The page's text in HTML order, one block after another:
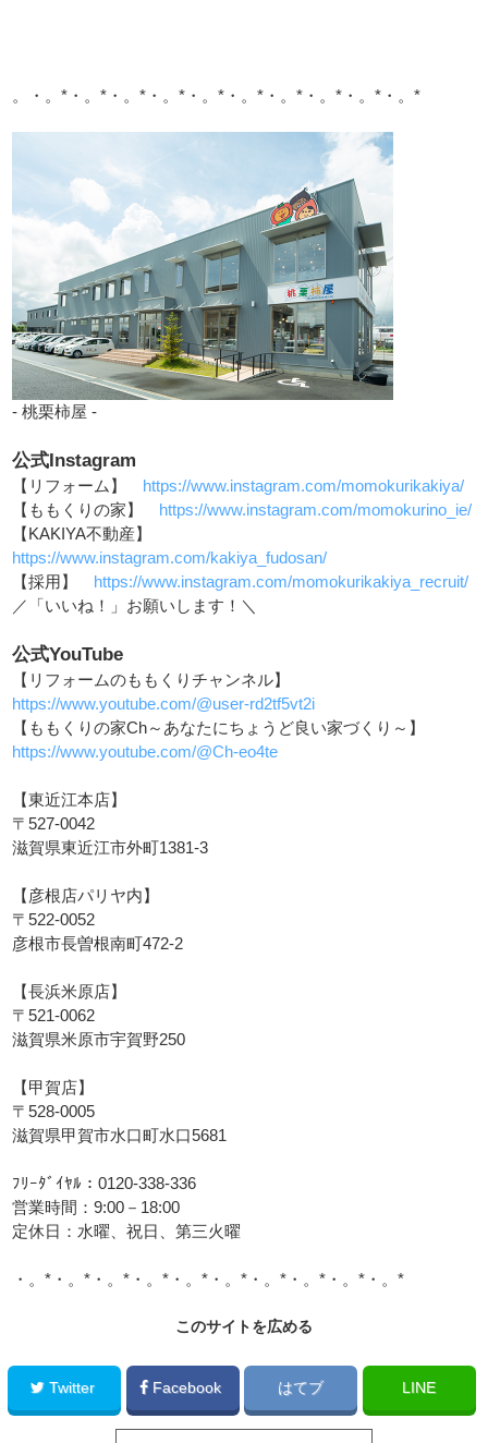
。・。*・。*・。*・。*・。*・。*・。*・。*・。*・。*
- 桃栗柿屋 -
公式Instagram
【リフォーム】
https://www.instagram.com/momokurikakiya/
【ももくりの家】
https://www.instagram.com/momokurino_ie/
【KAKIYA不動産】
https://www.instagram.com/kakiya_fudosan/
【採用】
https://www.instagram.com/momokurikakiya_recruit/
／「いいね！」お願いします！＼
公式YouTube
【リフォームのももくりチャンネル】
https://www.youtube.com/@user-rd2tf5vt2i
【ももくりの家Ch～あなたにちょうど良い家づくり～】
https://www.youtube.com/@Ch-eo4te
【東近江本店】
〒527-0042
滋賀県東近江市外町1381-3
【彦根店パリヤ内】
〒522-0052
彦根市長曽根南町472-2
【長浜米原店】
〒521-0062
滋賀県米原市宇賀野250
【甲賀店】
〒528-0005
滋賀県甲賀市水口町水口5681
ﾌﾘｰﾀﾞｲﾔﾙ：0120-338-336
営業時間：9:00－18:00
定休日：水曜、祝日、第三火曜
・。*・。*・。*・。*・。*・。*・。*・。*・。*・。*
このサイトを広める
Twitter Facebook はてブ LINE